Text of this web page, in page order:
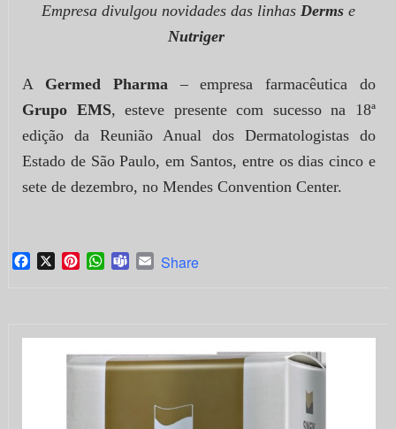
Empresa divulgou novidades das linhas Dermse
Nutriger
A Germed Pharma – empresa farmacêutica do
Grupo EMS, esteve presente com sucesso na 18ª
edição da Reunião Anual dos Dermatologistas do
Estado de São Paulo, em Santos, entre os dias cinco e
sete de dezembro, no Mendes Convention Center.
Facebook
X PinterestWhatsApp
TeamsEmail
Share